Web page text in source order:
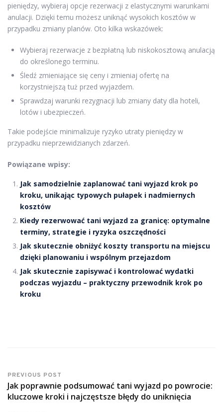
pieniędzy, wybieraj opcje rezerwacji z elastycznymi warunkami
anulacji. Dzięki temu możesz uniknąć wysokich kosztów w
przypadku zmiany planów. Oto kilka wskazówek:
Wybieraj rezerwacje z bezpłatną lub niskokosztową anulacją
do określonego terminu.
Śledź zmieniające się ceny i zmieniaj ofertę na
korzystniejszą tuż przed wyjazdem.
Sprawdzaj warunki rezygnacji lub zmiany daty dla hoteli,
lotów i ubezpieczeń.
Takie podejście minimalizuje ryzyko utraty pieniędzy w
przypadku nieprzewidzianych zdarzeń.
Powiązane wpisy:
Jak samodzielnie zaplanować tani wyjazd krok po
kroku, unikając typowych pułapek i nadmiernych
kosztów
Kiedy rezerwować tani wyjazd za granicę: optymalne
terminy, strategie i ryzyka oszczędności
Jak skutecznie obniżyć koszty transportu na miejscu
dzięki planowaniu i wspólnym przejazdom
Jak skutecznie zapisywać i kontrolować wydatki
podczas wyjazdu – praktyczny przewodnik krok po
kroku
PREVIOUS POST
Jak poprawnie podsumować tani wyjazd po powrocie:
kluczowe kroki i najczęstsze błędy do uniknięcia